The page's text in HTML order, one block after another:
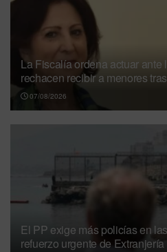
La Fiscalía ordena actuar
rechacen recibir a menores
07/08/2026
El PP exige más policías en
refuerzo urgente de Extranjería